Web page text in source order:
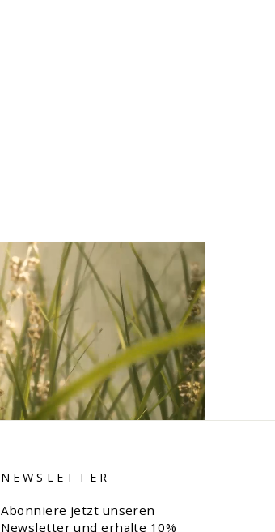
NEWSLETTER
Abonniere jetzt unseren
Newsletter und erhalte 10%